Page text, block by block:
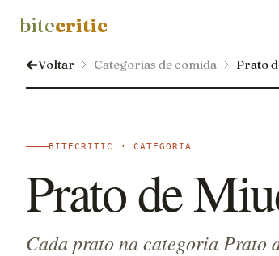
bitecritic
Voltar Categorias de comida Prato
BITECRITIC · CATEGORIA
Prato de
Cada prato na categoria Prato